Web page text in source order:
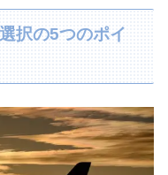
択の5つのポイ